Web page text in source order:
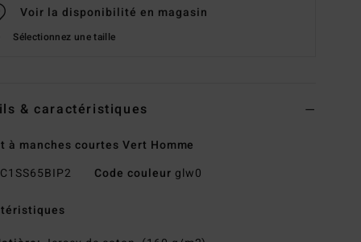
Voir la disponibilité en magasin
Sélectionnez une taille
& caractéristiques
à manches courtes Vert Homme
C1SS65BIP2 Code couleur glw0